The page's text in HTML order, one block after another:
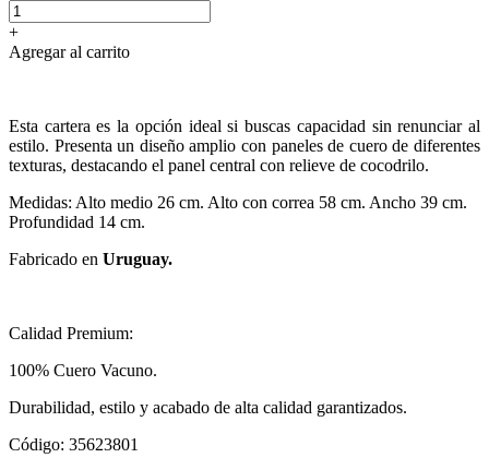
+
Agregar al carrito
Esta cartera es la opción ideal si buscas capacidad sin renunciar al
estilo. Presenta un diseño amplio con paneles de cuero de diferentes
texturas, destacando el panel central con relieve de cocodrilo.
Medidas: Alto medio 26 cm. Alto con correa 58 cm. Ancho 39 cm.
Profundidad 14 cm.
Fabricado en Uruguay.
Calidad Premium:
100% Cuero Vacuno.
Durabilidad, estilo y acabado de alta calidad garantizados.
Código: 35623801